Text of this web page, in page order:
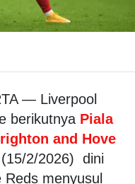
— Liverpool
berikutnya Piala
and Hove
2/2026) dini
menyusul